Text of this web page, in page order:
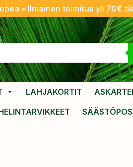
• Ilmainen toimitus yli 70€
LAHJAKORTIT